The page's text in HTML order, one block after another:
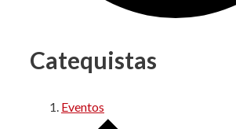
Catequistas
Eventos